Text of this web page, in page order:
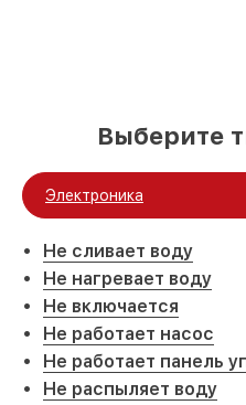
Выберите
Электроника
Не сливает воду
Не нагревает воду
Не включается
Не работает насос
Не работает панель
Не распыляет воду